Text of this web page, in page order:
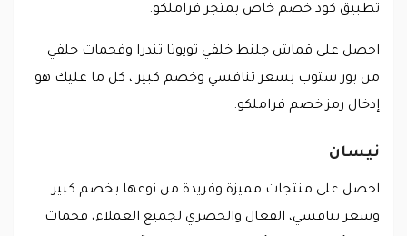
تطبيق كود خصم خاص بمتجر فراملكو.
احصل على قماش جلنط خلفي تويوتا تندرا وفحمات خلفي
من بور ستوب بسعر تنافسي وخصم كبير ، كل ما عليك هو
إدخال رمز خصم فراملكو.
نيسان
احصل على منتجات مميزة وفريدة من نوعها بخصم كبير
وسعر تنافسي، الفعال والحصري لجميع العملاء، فحمات